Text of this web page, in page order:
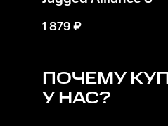
1 879₽
ПОЧЕМУ
У НАС?